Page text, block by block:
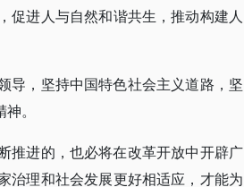
促进人与自然和谐共生，推动构建人
导，坚持中国特色社会主义道路，坚
。
推进的，也必将在改革开放中开辟广
治理和社会发展更好相适应，才能为